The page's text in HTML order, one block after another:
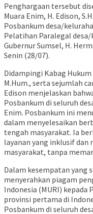
Penghargaan tersebut
Muara Enim, H. Edison,
Posbankum desa/
Pelatihan Paralegal
Gubernur Sumsel, H.
Senin (28/07).
Didampingi Kabag
M.Hum., serta sejumlah
Edison menjelaskan
Posbankum di seluruh
Enim. Posbankum ini
dalam menyelesaikan
tengah masyarakat. Ia
layanan yang inklusif dan
masyarakat, tanpa
Dalam kesempatan yang
menyerahkan piagam
Indonesia (MURI) kepada
provinsi pertama di
Posbankum di seluruh